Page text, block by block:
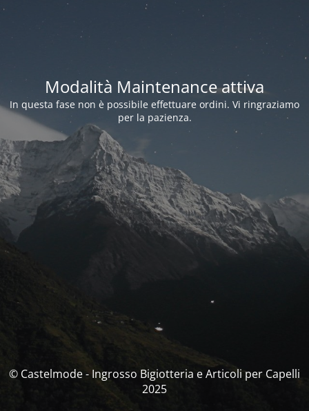
Modalità Maintenance attiva
In questa fase non è possibile effettuare ordini. Vi ringraziamo
per la pazienza.
© Castelmode - Ingrosso Bigiotteria e Articoli per Capelli
2025